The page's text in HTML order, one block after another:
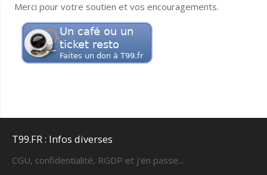
Merci pour votre soutien et vos encouragements.
T99.FR : Infos diverses
CGU, confidentialité, RGDP et j'en passe...